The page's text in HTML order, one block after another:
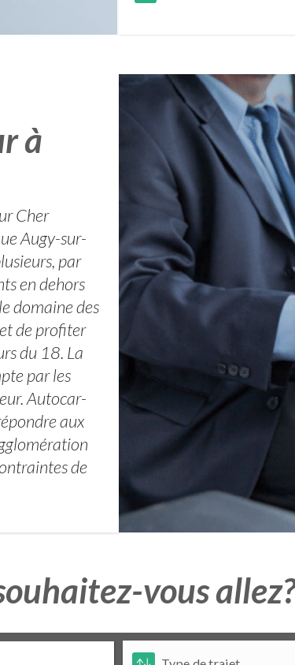
à
Cher
Augy-sur-
par
en dehors
domaine des
de profiter
du 18. La
par les
Autocar-
aux
de
vous allez?